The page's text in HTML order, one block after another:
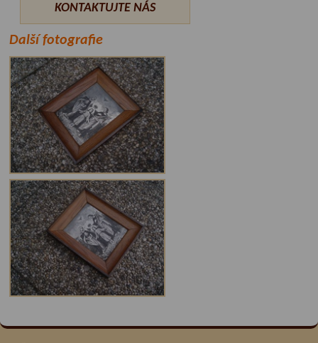
KONTAKTUJTE NÁS
Další fotografie